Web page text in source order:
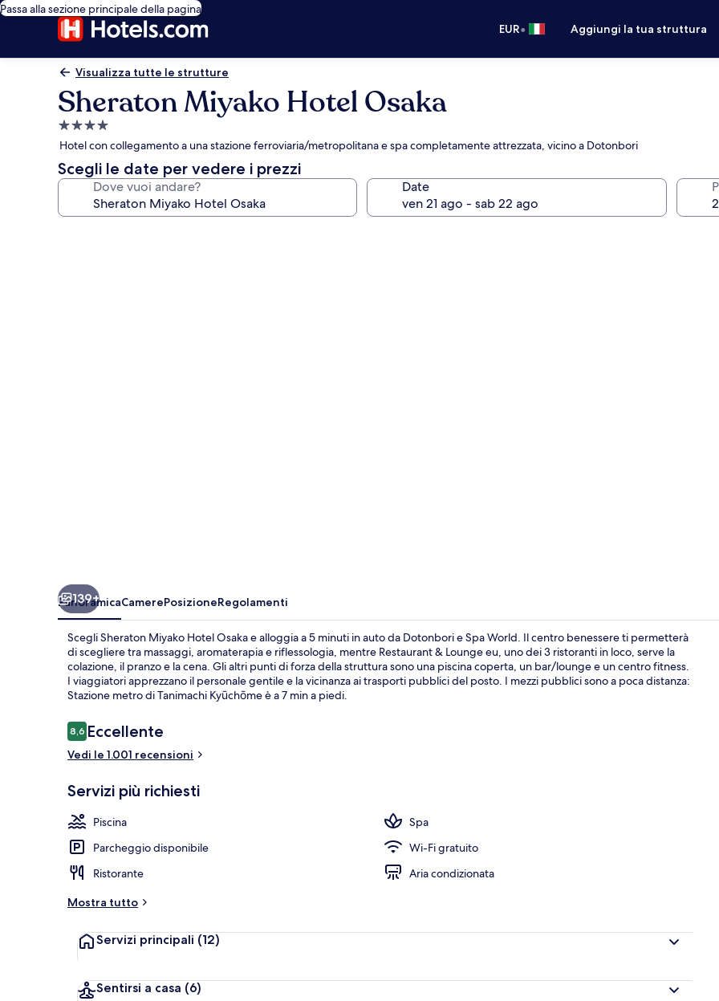
Passa alla sezione principale della pagina
EUR• Aggiungi la tua struttura
Visualizza tutte le strutture
Sheraton Miyako Hotel Osaka
Struttura
a
4.0
stelle
Hotel con collegamento a una stazione ferroviaria/metropolitana e spa completamente attrezzata, vicino a Dotonbori
Scegli le date per vedere i prezzi
Dove vuoi andare? Date
Hall
139+
PanoramicaCamerePosizioneRegolamenti
Scegli Sheraton Miyako Hotel Osaka e alloggia a 5 minuti in auto da Dotonbori e Spa World. Il centro benessere ti permetterà
di scegliere tra massaggi, aromaterapia e riflessologia, mentre Restaurant & Lounge eu, uno dei 3 ristoranti in loco, serve la
colazione, il pranzo e la cena. Gli altri punti di forza della struttura sono una piscina coperta, un bar/lounge e un centro fitness.
I viaggiatori apprezzano il personale gentile e la vicinanza ai trasporti pubblici del posto. I mezzi pubblici sono a poca distanza:
Stazione metro di Tanimachi Kyūchōme è a 7 min a piedi.
Recensioni
8,68,6 su 10
Eccellente
Vedi le 1.001 recensioni
Servizi più richiesti
Piscina
Spa
Parcheggio disponibile
Wi-Fi gratuito
Ristorante
Aria condizionata
Mostra tutto
Servizi principali (12)
Sentirsi a casa (6)